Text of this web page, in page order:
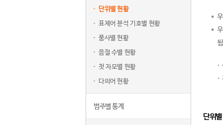
단위별 현황
표제어 분석 기호별 현황
품사별 현황
음절 수별 현황
첫 자모별 현황
다의어 현황
범주별 통계
단위